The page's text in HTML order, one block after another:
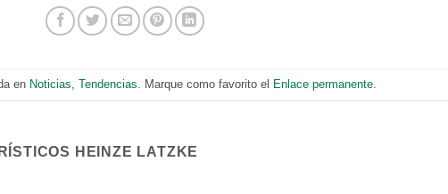
en Noticias ,Tendencias . Marque como favorito el Enlace permanente
HEINZE LATZKE